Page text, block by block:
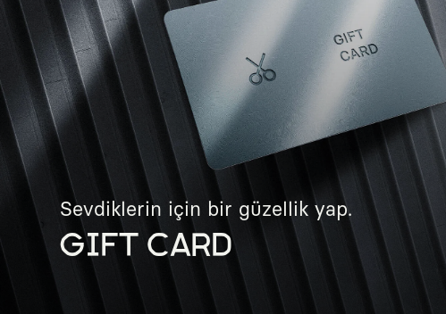
Sevdiklerin için bir güzellik yap.
GIFT CARD